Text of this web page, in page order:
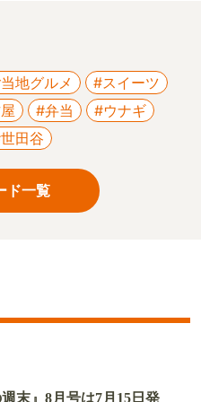
地グルメ
#スイーツ
#弁当
#ウナギ
田谷
ド一覧
週末』8月号は7月15日発